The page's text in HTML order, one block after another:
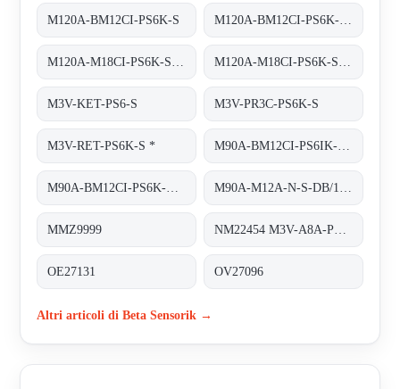
M120A-BM12CI-PS6K-S
M3V-KET-PS6-S M3V-PR3C-PS6K-S
M3V-RET-PS6K-S *
MMZ9999
OE27131 OV27096
Altri articoli di Beta Sensorik →